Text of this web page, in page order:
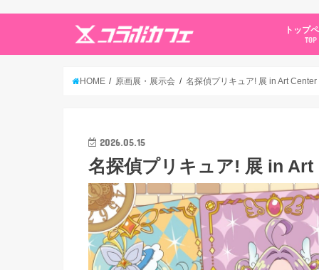
トップ
TOP
HOME 原画展・展示会 名探偵プリキュア! 展 in Art
2026.05.15
名探偵プリキュア! 展 in